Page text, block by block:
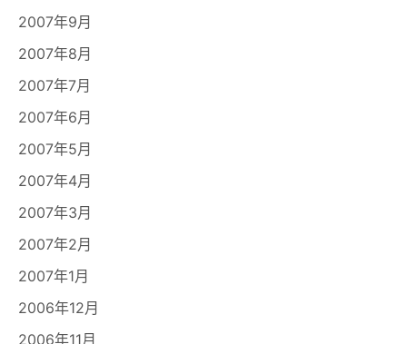
2007年9月
2007年8月
2007年7月
2007年6月
2007年5月
2007年4月
2007年3月
2007年2月
2007年1月
2006年12月
2006年11月